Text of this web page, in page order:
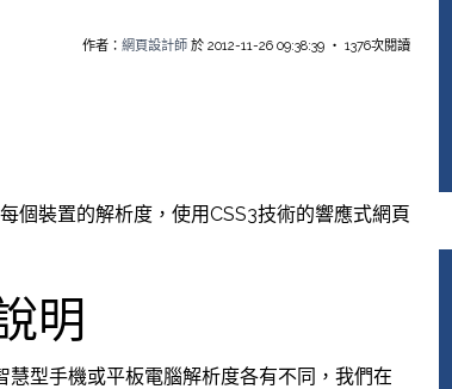
作者： 網頁設計師 於 2012-11-26 09:38:39 ‧ 1376次閱讀
個裝置的解析度，使用CSS3技術的響應式網頁
明
型手機或平板電腦解析度各有不同，我們在